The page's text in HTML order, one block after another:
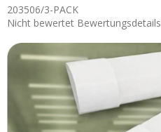
203506/3-PACK
Die
Produktbewertung
Sternen.
Nicht bewertet Bewertungsdetails